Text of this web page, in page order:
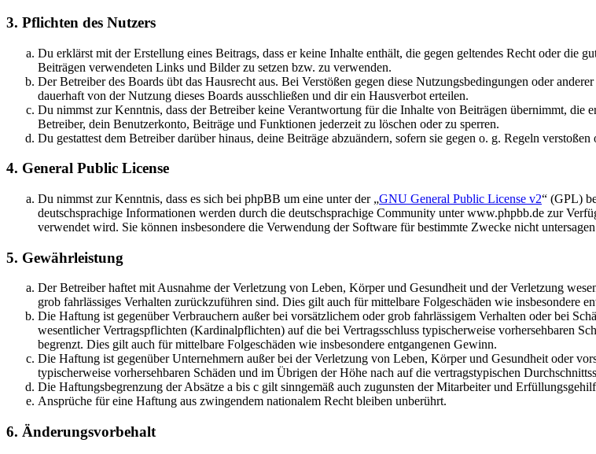
3. Pflichten des Nutzers
Du erklärst mit der Erstellung eines Beitrags, dass er keine Inhalte enthält, die gegen geltendes Recht oder die
Beiträgen verwendeten Links und Bilder zu setzen bzw. zu verwenden.
Der Betreiber des Boards übt das Hausrecht aus. Bei Verstößen gegen diese Nutzungsbedingungen oder
dauerhaft von der Nutzung dieses Boards ausschließen und dir ein Hausverbot erteilen.
Du nimmst zur Kenntnis, dass der Betreiber keine Verantwortung für die Inhalte von Beiträgen übernimmt, die
Betreiber, dein Benutzerkonto, Beiträge und Funktionen jederzeit zu löschen oder zu sperren.
Du gestattest dem Betreiber darüber hinaus, deine Beiträge abzuändern, sofern sie gegen o. g. Regeln
4. General Public License
Du nimmst zur Kenntnis, dass es sich bei phpBB um eine unter der „GNU General Public License v2“ (GPL)
deutschsprachige Informationen werden durch die deutschsprachige Community unter www.phpbb.de zur
verwendet wird. Sie können insbesondere die Verwendung der Software für bestimmte Zwecke nicht
5. Gewährleistung
Der Betreiber haftet mit Ausnahme der Verletzung von Leben, Körper und Gesundheit und der Verletzung
grob fahrlässiges Verhalten zurückzuführen sind. Dies gilt auch für mittelbare Folgeschäden wie insbesondere
Die Haftung ist gegenüber Verbrauchern außer bei vorsätzlichem oder grob fahrlässigem Verhalten oder bei
wesentlicher Vertragspflichten (Kardinalpflichten) auf die bei Vertragsschluss typischerweise vorhersehbaren
begrenzt. Dies gilt auch für mittelbare Folgeschäden wie insbesondere entgangenen Gewinn.
Die Haftung ist gegenüber Unternehmern außer bei der Verletzung von Leben, Körper und Gesundheit oder
typischerweise vorhersehbaren Schäden und im Übrigen der Höhe nach auf die vertragstypischen
Die Haftungsbegrenzung der Absätze a bis c gilt sinngemäß auch zugunsten der Mitarbeiter und
Ansprüche für eine Haftung aus zwingendem nationalem Recht bleiben unberührt.
6. Änderungsvorbehalt